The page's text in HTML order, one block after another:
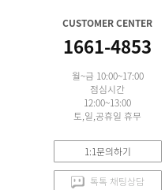
CUSTOMER CENTER
1661-4853
월~금 10:00~17:00
점심시간
12:00~13:00
토,일,공휴일 휴무
1:1문의하기
톡톡 채팅상담